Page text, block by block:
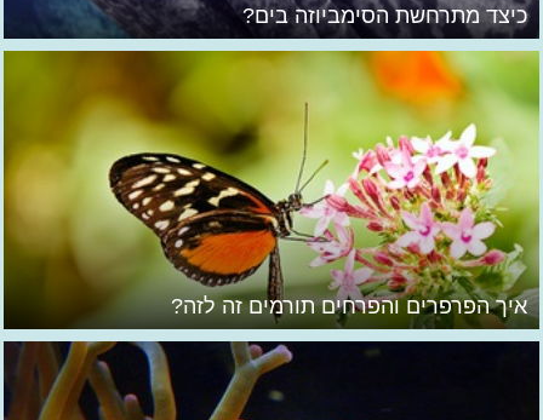
כיצד מתרחשת הסימביוזה בים?
איך הפרפרים והפרחים תורמים זה לזה?